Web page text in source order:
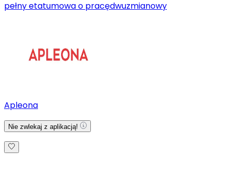
pełny etatumowa o pracędwuzmianowy
Apleona
Nie zwlekaj z aplikacją!